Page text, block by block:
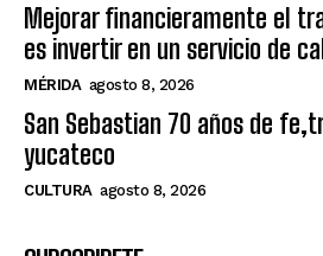
Mejorar financieramente el
es invertir en un servicio de
MÉRIDA agosto 8, 2026
San Sebastian 70 años de
yucateco
CULTURA agosto 8, 2026